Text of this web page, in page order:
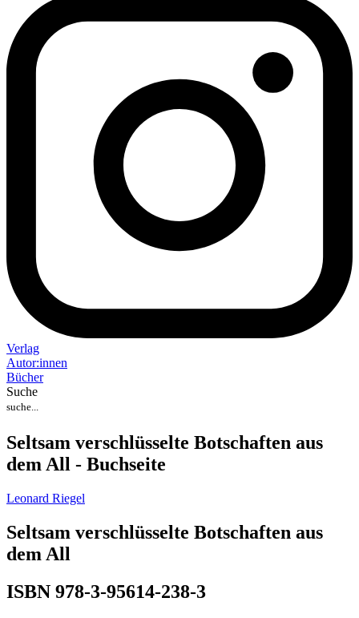
Verlag
Autor:innen
Bücher
Suche
Seltsam verschlüsselte Botschaften aus
dem All - Buchseite
Leonard Riegel
Seltsam verschlüsselte Botschaften aus
dem All
ISBN 978-3-95614-238-3